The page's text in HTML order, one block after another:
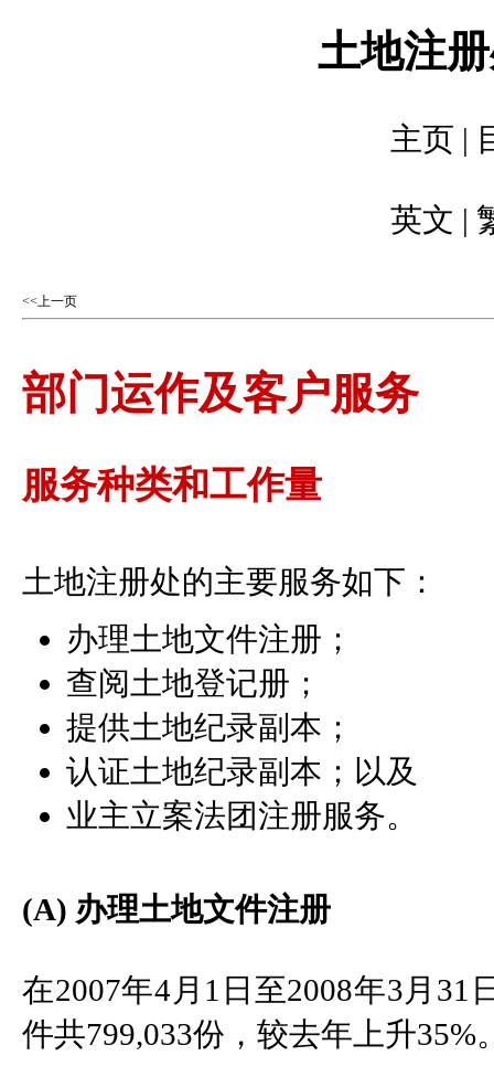
土地注
主页 |
英文 |
<<上一页
部门运作及客户服务
服务种类和工作量
土地注册处的主要服务如下：
办理土地文件注册；
查阅土地登记册；
提供土地纪录副本；
认证土地纪录副本；以及
业主立案法团注册服务。
(A) 办理土地文件注册
在2007年4月1日至2008年3月
件共799,033份，较去年上升